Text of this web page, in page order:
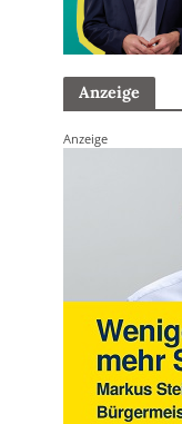
Anzeige
Anzeige